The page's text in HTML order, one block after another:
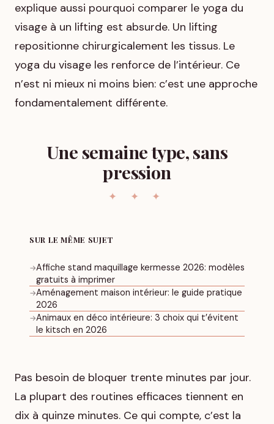
explique aussi pourquoi comparer le yoga du
visage à un lifting est absurde. Un lifting
repositionne chirurgicalement les tissus. Le
yoga du visage les renforce de l’intérieur. Ce
n’est ni mieux ni moins bien: c’est une approche
fondamentalement différente.
Une semaine type, sans
pression
SUR LE MÊME SUJET
→Affiche stand maquillage kermesse 2026: modèles
gratuits à imprimer
→Aménagement maison intérieur: le guide pratique
2026
→Animaux en déco intérieure: 3 choix qui t’évitent
le kitsch en 2026
Pas besoin de bloquer trente minutes par jour.
La plupart des routines efficaces tiennent en
dix à quinze minutes. Ce qui compte, c’est la